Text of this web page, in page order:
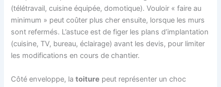
(télétravail, cuisine équipée, domotique). Vouloir « faire au
minimum » peut coûter plus cher ensuite, lorsque les murs
sont refermés. L’astuce est de figer les plans d’implantation
(cuisine, TV, bureau, éclairage) avant les devis, pour limiter
les modifications en cours de chantier.
Côté enveloppe, latoiture peut représenter un choc